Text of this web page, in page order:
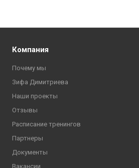
Компания
Почему мы
Зифа Димитриева
Наши проекты
Отзывы
Расписание тренингов
Партнеры
Документы
Вакансии